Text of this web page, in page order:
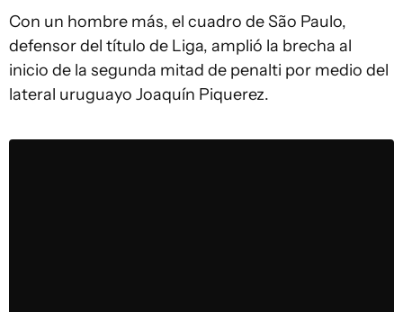
Con un hombre más, el cuadro de São Paulo,
defensor del título de Liga, amplió la brecha al
inicio de la segunda mitad de penalti por medio del
lateral uruguayo Joaquín Piquerez.